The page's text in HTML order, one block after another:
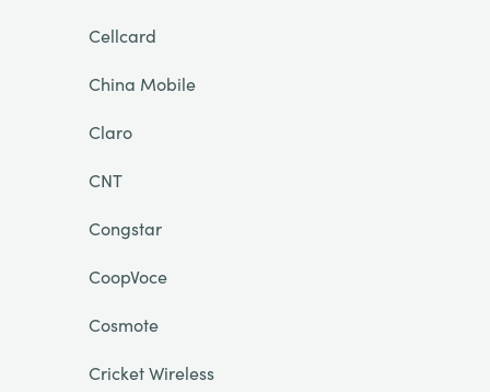
Cellcard
China Mobile
Claro
CNT
Congstar
CoopVoce
Cosmote
Cricket Wireless